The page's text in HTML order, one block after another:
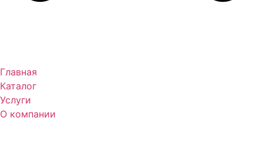
Главная
Каталог
Услуги
О компании